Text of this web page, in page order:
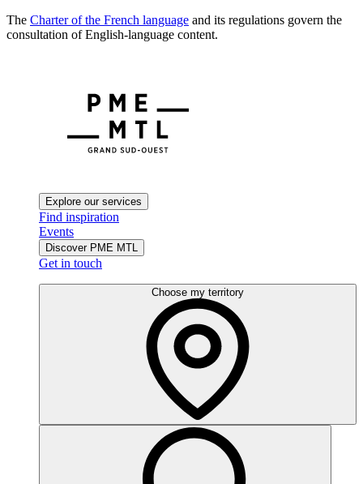
The Charter of the French language and its regulations govern the
consultation of English-language content.
Explore our services
Find inspiration
Events
Discover PME MTL
Get in touch
Choose my territory